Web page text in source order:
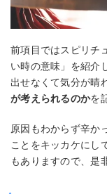
前項目ではスピリチ
い時の意味」を紹介
出せなくて気分が晴
が考えられるのかを
原因もわからず辛か
ことをキッカケにし
もありますので、是